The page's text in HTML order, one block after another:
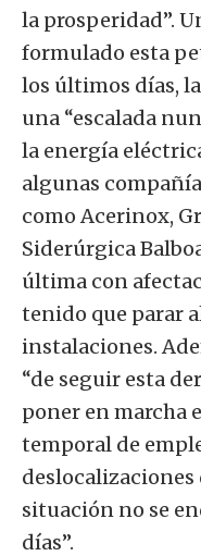
la prosperidad”.
formulado esta
los últimos días,
una “escalada
la energía
algunas
como Acerinox,
Siderúrgica
última con
tenido que parar
instalaciones.
“de seguir esta
poner en marcha
temporal de
situación no se
días”.